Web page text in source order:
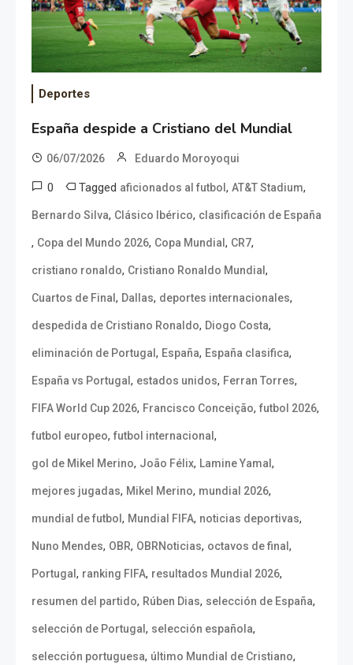
Deportes
España despide a Cristiano del Mundial
06/07/2026 Eduardo Moroyoqui
0 Tagged aficionados al futbol , AT&T Stadium,
Bernardo Silva, Clásico Ibérico, clasificación de España
, Copa del Mundo 2026, Copa Mundial , CR7,
cristiano ronaldo, Cristiano Ronaldo Mundial ,
Cuartos de Final , Dallas, deportes internacionales,
despedida de Cristiano Ronaldo, Diogo Costa,
eliminación de Portugal , España, España clasifica,
España vs Portugal , estados unidos, Ferran Torres,
FIFA World Cup 2026, Francisco Conceição, futbol 2026,
futbol europeo, futbol internacional ,
gol de Mikel Merino, João Félix, Lamine Yamal ,
mejores jugadas, Mikel Merino, mundial 2026,
mundial de futbol , Mundial FIFA, noticias deportivas,
Nuno Mendes, OBR, OBRNoticias, octavos de final ,
Portugal , ranking FIFA, resultados Mundial 2026,
resumen del partido, Rúben Dias, selección de España,
selección de Portugal , selección española,
selección portuguesa, último Mundial de Cristiano,